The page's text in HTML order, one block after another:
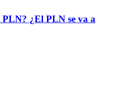
¿El PLN se va a